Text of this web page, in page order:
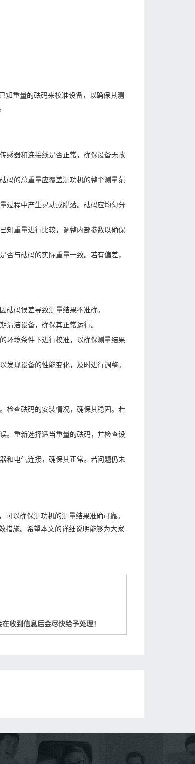
知重量的砝码来校准设备，以确保其测
感器和连接线是否正常，确保设备无故
码的总重量应覆盖测功机的整个测量范
过程中产生晃动或脱落。砝码应均匀分
知重量进行比较，调整内部参数以确保
否与砝码的实际重量一致。若有偏差，
砝码误差导致测量结果不准确。
清洁设备，确保其正常运行。
环境条件下进行校准，以确保测量结果
发现设备的性能变化，及时进行调整。
检查砝码的安装情况，确保其稳固。若
。重新选择适当重量的砝码，并检查设
和电气连接，确保其正常。若问题仍未
以确保测功机的测量结果准确可靠。
措施。希望本文的详细说明能够为大家
收到信息后会尽快给予处理！